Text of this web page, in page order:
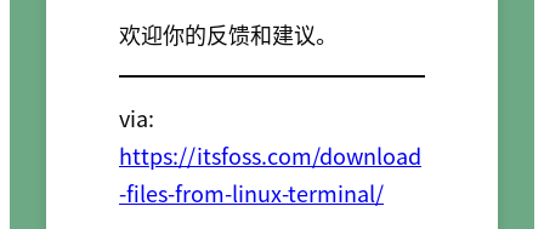
欢迎你的反馈和建议。
via:
https://itsfoss.com/download
-files-from-linux-terminal/